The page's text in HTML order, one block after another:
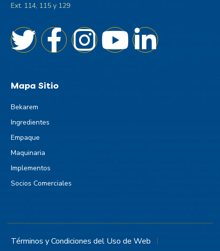
Ext. 114, 115 y 129
Mapa Sitio
Bekarem
Ingredientes
Empaque
Maquinaria
Implementos
Socios Comerciales
Términos y Condiciones del Uso de Web